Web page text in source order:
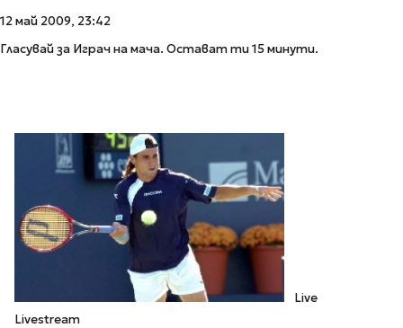
12 май 2009, 23:42
Гласувай за Играч на мача. Остават ти 15 минути.
Live
Livestream